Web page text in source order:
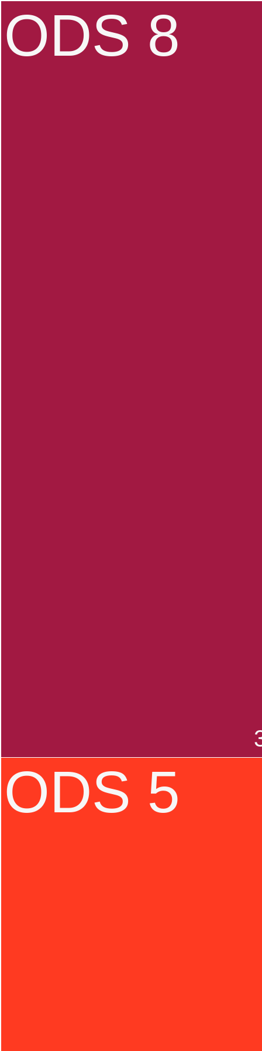
ODS 8
ODS 5